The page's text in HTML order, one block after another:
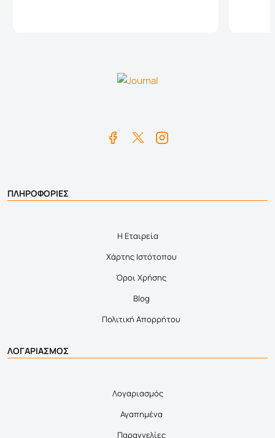
ΠΛΗΡΟΦΟΡΙΕΣ
Η Εταιρεία
Χάρτης Ιστότοπου
Όροι Χρήσης
Blog
Πολιτική Απορρήτου
ΛΟΓΑΡΙΑΣΜΟΣ
Λογαριασμός
Αγαπημένα
Παραγγελίες